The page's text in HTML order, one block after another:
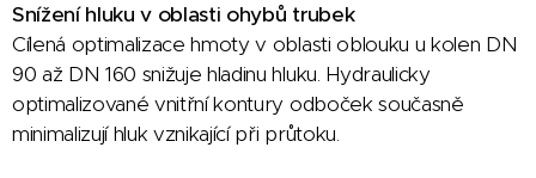
Snížení hluku v oblasti ohybů trubek
Cílená optimalizace hmoty v oblasti oblouku u kolen DN
90 až DN 160 snižuje hladinu hluku. Hydraulicky
optimalizované vnitřní kontury odboček současně
minimalizují hluk vznikající při průtoku.